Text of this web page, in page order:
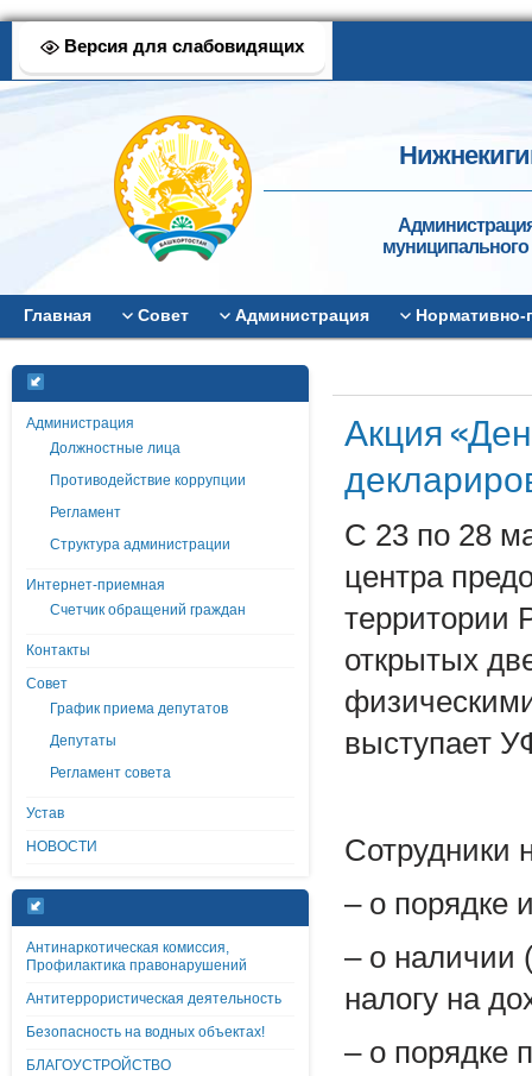
Версия для слабовидящих
муниципального
Главная Совет Администрация
Администрация
Должностные лица
Противодействие коррупции
Регламент
Структура администрации
Интернет-приемная
Счетчик обращений граждан
Контакты
Совет
График приема депутатов
Депутаты
Регламент совета
Устав
НОВОСТИ
Антинаркотическая комиссия,
Профилактика правонарушений
Антитеррористическая деятельность
Безопасность на водных объектах!
БЛАГОУСТРОЙСТВО
Акция
С 23 по 28
центра
территории
открытых
выступает
Сотрудники
– о порядке
– о наличии
налогу на
– о порядке